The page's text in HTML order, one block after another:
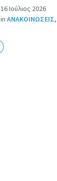
16 Ιούλιος 2026
in ΑΝΑΚΟΙΝΩΣΕΙΣ,